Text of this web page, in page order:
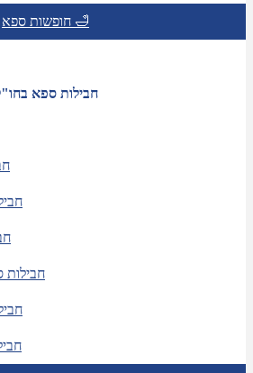
חופשות ספא 🛁
חבילות ספא
חבילות